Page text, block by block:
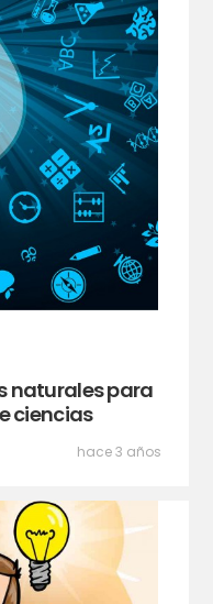
naturales para
ciencias
hace 3 años